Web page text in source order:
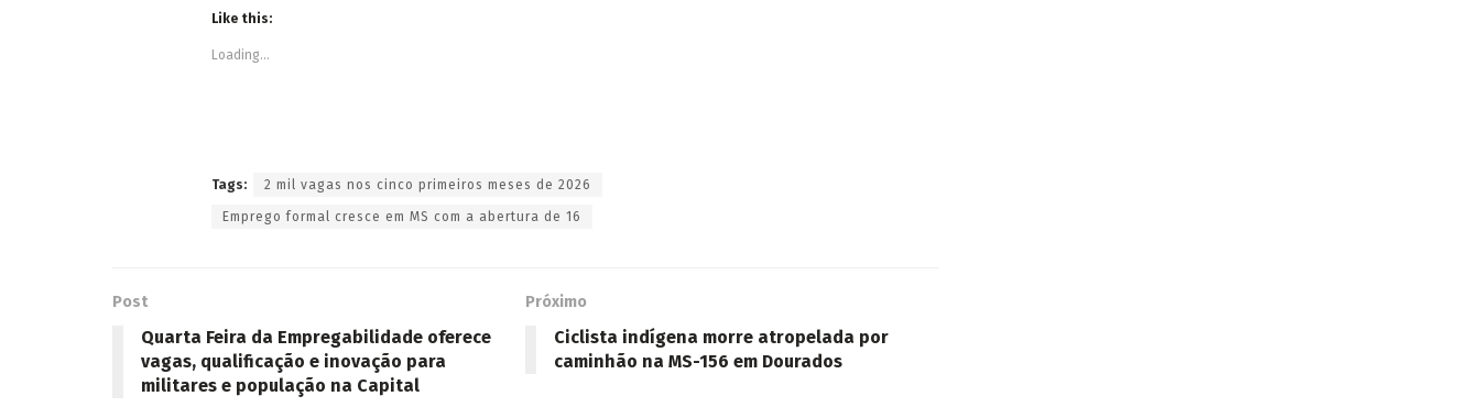
Like this:
Loading...
Tags: 2 mil vagas nos cinco primeiros meses de 2026
Emprego formal cresce em MS com a abertura de 16
Post
Quarta Feira da Empregabilidade oferece
vagas, qualificação e inovação para
militares e população na Capital
Próximo
Ciclista indígena morre atropelada por
caminhão na MS-156 em Dourados